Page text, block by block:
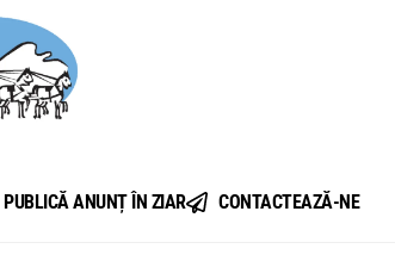
PUBLICĂ ANUNȚ ÎN ZIAR CONTACTEAZĂ-NE